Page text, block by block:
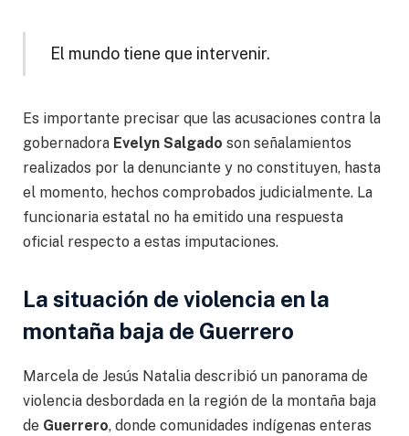
El mundo tiene que intervenir.
Es importante precisar que las acusaciones contra la
gobernadora Evelyn Salgado son señalamientos
realizados por la denunciante y no constituyen, hasta
el momento, hechos comprobados judicialmente. La
funcionaria estatal no ha emitido una respuesta
oficial respecto a estas imputaciones.
La situación de violencia en la
montaña baja de Guerrero
Marcela de Jesús Natalia describió un panorama de
violencia desbordada en la región de la montaña baja
de Guerrero, donde comunidades indígenas enteras